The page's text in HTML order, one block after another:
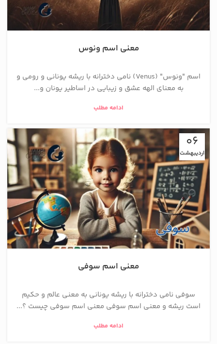
معنی اسم ونوس
اسم "ونوس" (Venus) نامی دخترانه با ریشه یونانی و رومی و
به معنای الهه عشق و زیبایی در اساطیر یونان و...
ادامه مطلب
06
اردیبهشت
معنی اسم سوفی
سوفی نامی دخترانه با ریشه یونانی به معنی عالم و حکیم
است ریشه و معنی اسم سوفی معنی اسم سوفی چیست ؟...
ادامه مطلب